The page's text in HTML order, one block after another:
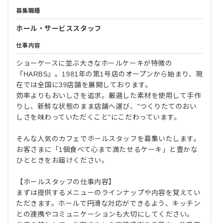
募集職種
ホール・サービススタッフ
仕事内容
ショーケースに並ぶ大きなホールケーキが特徴の
『HARBS』。1981年の第1号店のオープンから始まり、現
在では全国に39店舗を展開しております。
効率よりもおいしさを追求。厳選した素材を使用して手作
りし、新鮮な状態のまま店舗へ運び、"つくりたてのおい
しさを味わっていただくこと"にこだわっています。
そんな人気のカフェでホールスタッフを募集いたします。
お客さまに「1個食べて心まで満たせるケーキ」と豊かな
ひとときをお届けください。
【ホールスタッフの仕事内容】
まずは提供するメニューのラインナップや内容を覚えてい
ただきます。ホールで円滑な対応ができるよう、キッチン
との連携やコミュニケーションも大切にしてください。